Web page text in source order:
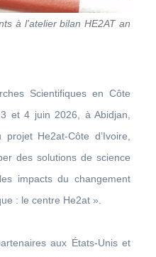
à l'atelier bilan HE2AT an
Scientifiques en Côte
et 4 juin 2026, à Abidjan,
He2at-Côte d’Ivoire,
des solutions de science
impacts du changement
: le centre He2at ».
aux États-Unis et